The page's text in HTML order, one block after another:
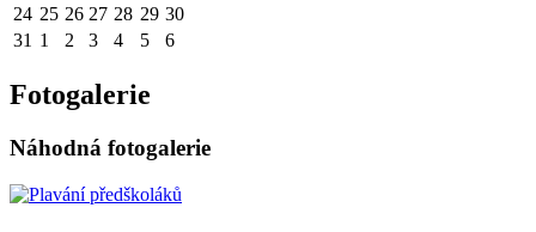
24 25 26 27 28 29 30
31 1 2 3 4 5 6
Fotogalerie
Náhodná fotogalerie